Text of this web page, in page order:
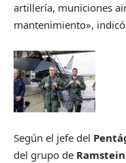
artillería, municiones
mantenimiento», indicó
Según el jefe del
del grupo de Ramstein